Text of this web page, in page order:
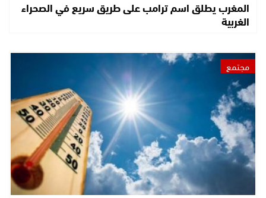
المغرب يطلق اسم ترامب على طريق سريع في الصحراء
الغربية
مجتمع